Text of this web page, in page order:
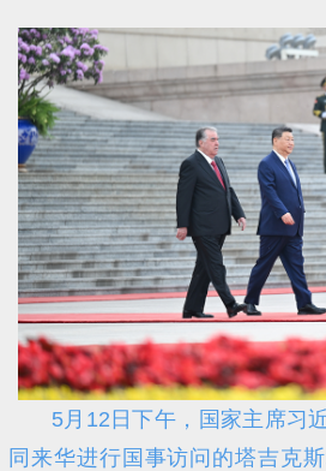
5月12日下午，国家主席习
同来华进行国事访问的塔吉克